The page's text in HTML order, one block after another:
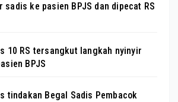
sadis ke pasien BPJS dan dipecat RS
10 RS tersangkut langkah nyinyir
BPJS
tindakan Begal Sadis Pembacok